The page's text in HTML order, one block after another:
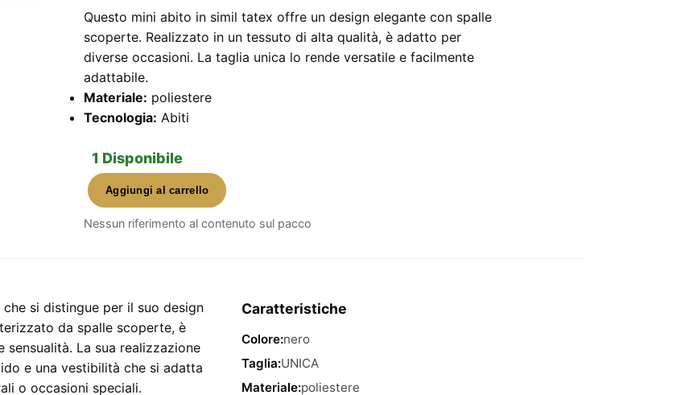
Questo mini abito in simil tatex offre un design elegante con spalle
scoperte. Realizzato in un tessuto di alta qualità, è adatto per
diverse occasioni. La taglia unica lo rende versatile e facilmente
adattabile.
Materiale: poliestere
Tecnologia: Abiti
1 Disponibile
Mini
Abito
Abito
nero
spalle
scoperte
in
Aggiungi al carrello
Nessun riferimento al contenuto sul pacco
si distingue per il suo design
da spalle scoperte, è
sensualità. La sua realizzazione
e una vestibilità che si adatta
o occasioni speciali.
Caratteristiche
Colore:nero
Taglia:UNICA
Materiale:poliestere